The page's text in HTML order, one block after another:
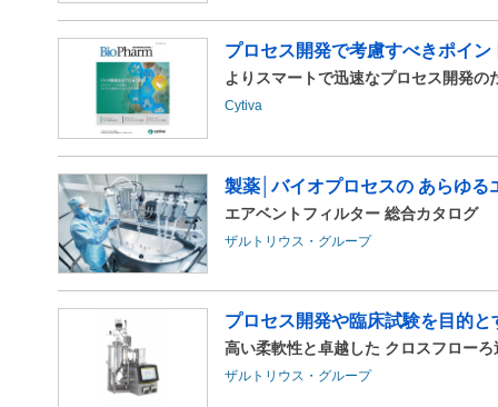
プロセス開発で考慮すべきポイ
よりスマートで迅速なプロセス開発の
Cytiva
製薬│バイオプロセスの あらゆる
エアベントフィルター 総合カタログ
ザルトリウス・グループ
プロセス開発や臨床試験を目的
高い柔軟性と卓越した クロスフロー
ザルトリウス・グループ